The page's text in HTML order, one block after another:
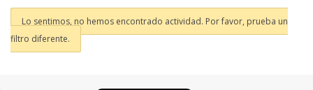
Lo sentimos, no hemos encontrado actividad. Por favor, prueba un
filtro diferente.